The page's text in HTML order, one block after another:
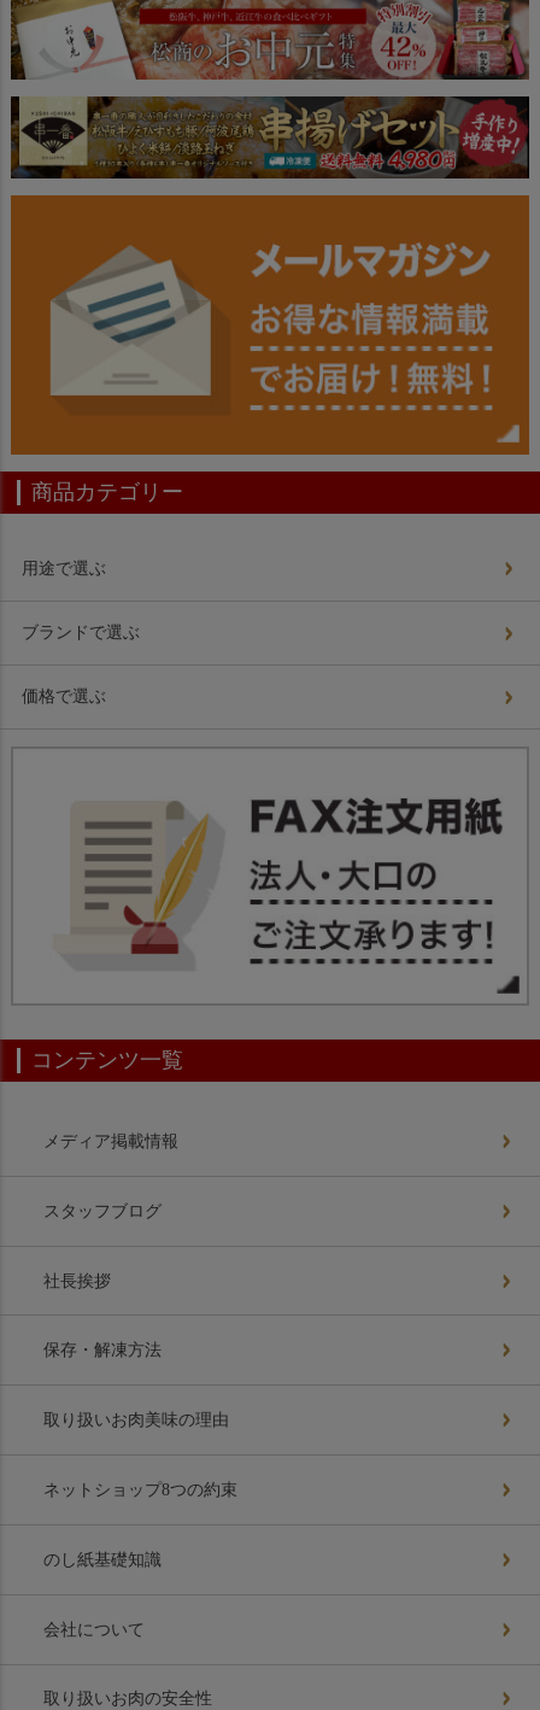
ジト
ップ
へ
商品カテゴリー
用途で選ぶ
ブランドで選ぶ
価格で選ぶ
コンテンツ一覧
メディア掲載情報
スタッフブログ
社長挨拶
保存・解凍方法
取り扱いお肉美味の理由
ネットショップ8つの約束
のし紙基礎知識
会社について
取り扱いお肉の安全性